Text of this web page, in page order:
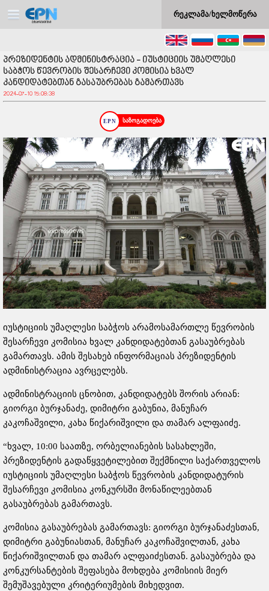
რეკლამა/ხელმოწერა
პრეზიდენტის ადმინისტრაცია - იუსტიციის უმაღლესი
საბჭოს წევრობის შესარჩევი კომისია ხვალ
კანდიდატებთან გასაუბრებას გამართავს
2024-07-10 15:08:38
საზოგადოება
იუსტიციის უმაღლესი საბჭოს არამოსამართლე წევრობის
შესარჩევი კომისია ხვალ კანდიდატებთან გასაუბრებას
გამართავს. ამის შესახებ ინფორმაციას პრეზიდენტის
ადმინისტრაცია ავრცელებს.
ადმინისტრაციის ცნობით, კანდიდატებს შორის არიან:
გიორგი ბურჯანაძე, დიმიტრი გაბუნია, მანუჩარ
კაკოჩაშვილი, კახა წიქარიშვილი და თამარ ალფაიძე.
“ხვალ, 10:00 საათზე, ორბელიანების სასახლეში,
პრეზიდენტის გადაწყვეტილებით შექმნილი საქართველოს
იუსტიციის უმაღლესი საბჭოს წევრობის კანდიდატურის
შესარჩევი კომისია კონკურსში მონაწილეებთან
გასაუბრებას გამართავს.
კომისია გასაუბრებას გამართავს: გიორგი ბურჯანაძესთან,
დიმიტრი გაბუნიასთან, მანუჩარ კაკოჩაშვილთან, კახა
წიქარიშვილთან და თამარ ალფაიძესთან. გასაუბრება და
კონკურსანტების შეფასება მოხდება კომისიის მიერ
შემუშავებული კრიტერიუმების მიხედვით.